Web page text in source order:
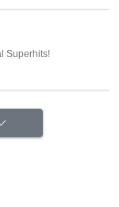
Superhits!